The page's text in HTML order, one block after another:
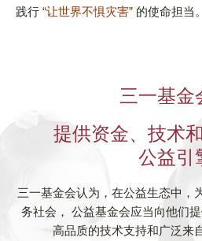
践行 “让世界不惧灾害” 的使命担当。
三一基金
提供资金、技术
公益引
三一基金会认为，在公益生态中，
务社会， 公益基金会应当向他们
高品质的技术支持和广泛来